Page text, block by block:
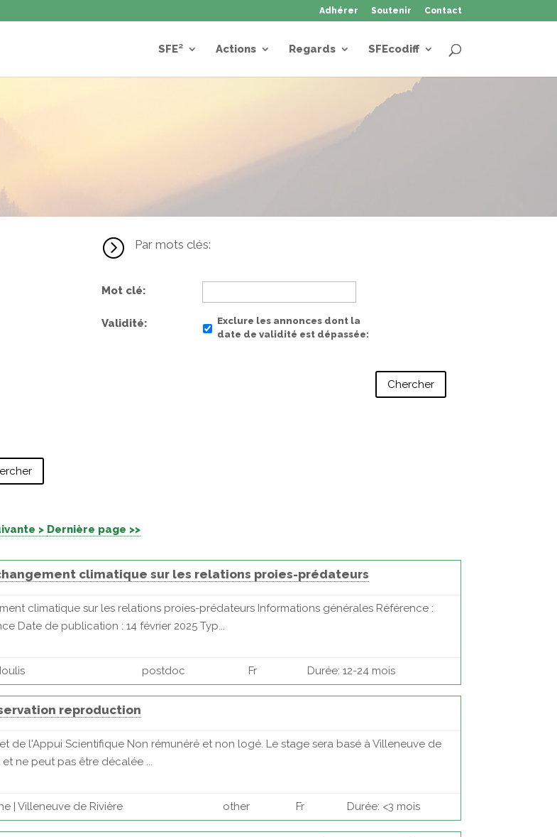
Adhérer Soutenir Contact
SFE² Actions Regards SFEcodiff
= Par mots clés:
Mot clé
Validité
Exclure les annonces dont la
date de validité est dépassée
> Dernière page >>
climatique sur les relations proies-prédateurs
climatique sur les relations proies-prédateurs Informations générales Référence :
Date de publication : 14 février 2025 Typ...
postdoc Fr Durée: 12-24 mois
reproduction
de l'Appui Scientifique Non rémunéré et non logé. Le stage sera basé à Villeneuve de
ne peut pas être décalée ...
| Villeneuve de Rivière other Fr Durée: <3 mois